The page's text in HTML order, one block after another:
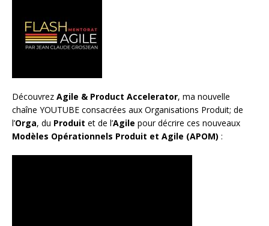
Découvrez Agile & Product Accelerator, ma nouvelle
chaîne YOUTUBE consacrées aux Organisations Produit; de
l’Orga, du Produit et de l’Agile pour décrire ces nouveaux
Modèles Opérationnels Produit et Agile (APOM) :